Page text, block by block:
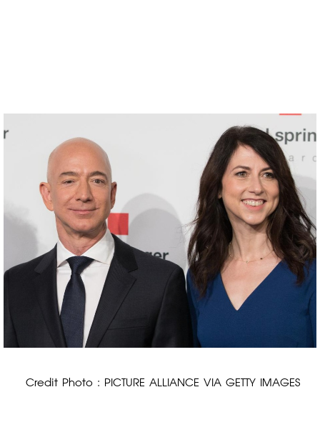
Credit Photo : PICTURE ALLIANCE VIA GETTY IMAGES